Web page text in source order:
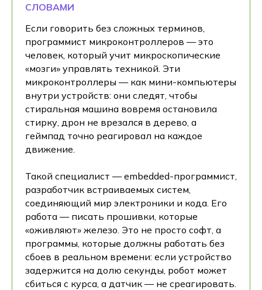
СЛОВАМИ
Если говорить без сложных терминов,
программист микроконтроллеров — это
человек, который учит микроскопические
«мозги» управлять техникой. Эти
микроконтроллеры — как мини-компьютеры
внутри устройств: они следят, чтобы
стиральная машина вовремя остановила
стирку, дрон не врезался в дерево, а
геймпад точно реагировал на каждое
движение.
Такой специалист — embedded-программист,
разработчик встраиваемых систем,
соединяющий мир электроники и кода. Его
работа — писать прошивки, которые
«оживляют» железо. Это не просто софт, а
программы, которые должны работать без
сбоев в реальном времени: если устройство
задержится на долю секунды, робот может
сбиться с курса, а датчик — не среагировать.